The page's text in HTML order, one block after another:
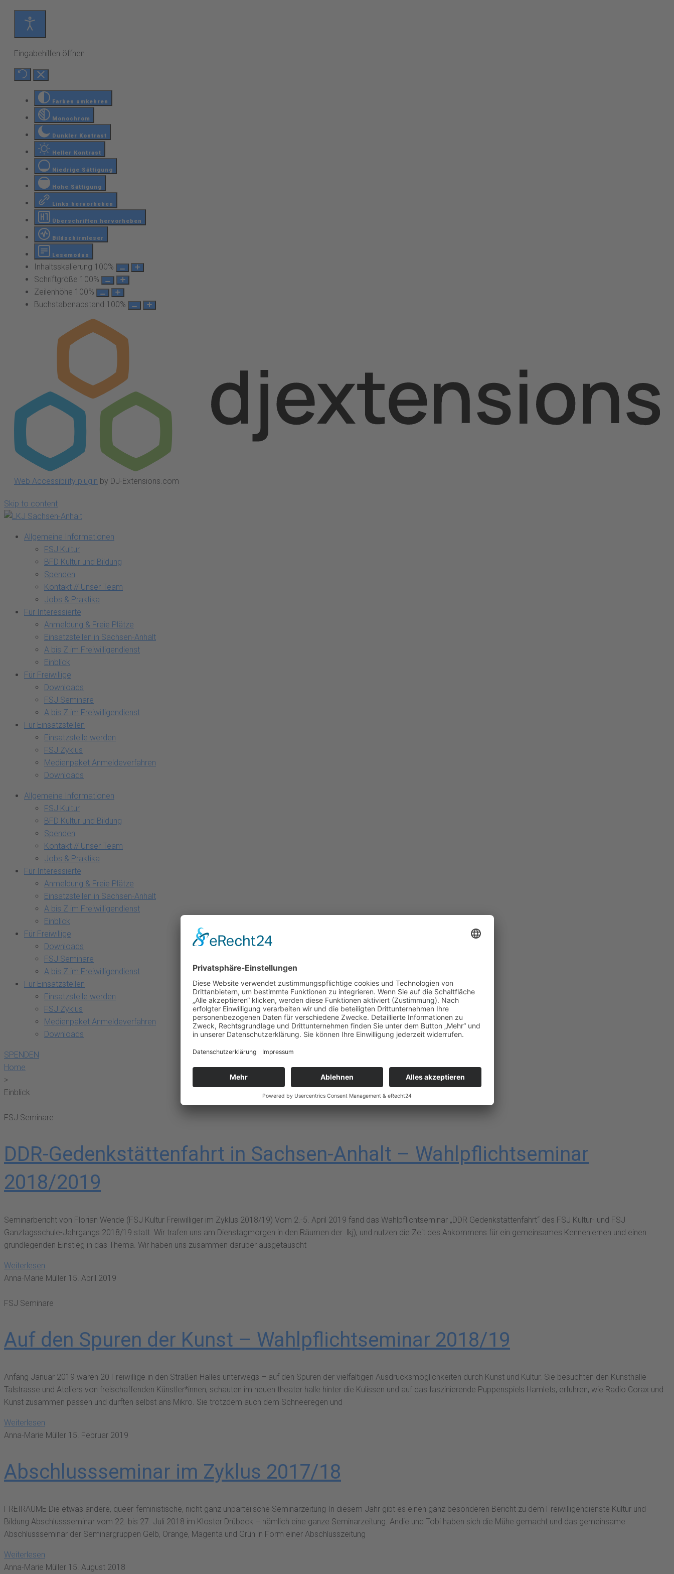
Eingabehilfen öffnen
Farben umkehren
Monochrom
Dunkler Kontrast
Heller Kontrast
Niedrige Sättigung
Hohe Sättigung
Links hervorheben
Überschriften hervorheben
Bildschirmleser
Lesemodus
Inhaltsskalierung 100%
Schriftgröße 100%
Zeilenhöhe 100%
Buchstabenabstand 100%
Web Accessibility plugin by DJ-Extensions.com
Skip to content
Allgemeine Informationen
FSJ Kultur
BFD Kultur und Bildung
Spenden
Kontakt // Unser Team
Jobs & Praktika
Für Interessierte
Anmeldung & Freie Plätze
Einsatzstellen in Sachsen-Anhalt
A bis Z im Freiwilligendienst
Einblick
Für Freiwillige
Downloads
FSJ Seminare
A bis Z im Freiwilligendienst
Für Einsatzstellen
Einsatzstelle werden
FSJ Zyklus
Medienpaket Anmeldeverfahren
Downloads
Allgemeine Informationen
FSJ Kultur
BFD Kultur und Bildung
Spenden
Kontakt // Unser Team
Jobs & Praktika
Für Interessierte
Anmeldung & Freie Plätze
Einsatzstellen in Sachsen-Anhalt
A bis Z im Freiwilligendienst
Einblick
Für Freiwillige
Downloads
FSJ Seminare
A bis Z im Freiwilligendienst
Für Einsatzstellen
Einsatzstelle werden
FSJ Zyklus
Medienpaket Anmeldeverfahren
Downloads
SPENDEN
Home
>
Einblick
FSJ Seminare
DDR-Gedenkstättenfahrt in Sachsen-Anhalt – Wahlpflichtseminar
2018/2019
Seminarbericht von Florian Wende (FSJ Kultur Freiwilliger im Zyklus 2018/19) Vom 2.-5. April 2019 fand das Wahlpflichtseminar „DDR Gedenkstättenfahrt“ des FSJ Kultur- und FSJ
Ganztagsschule-Jahrgangs 2018/19 statt. Wir trafen uns am Dienstagmorgen in den Räumen der .lkj), und nutzen die Zeit des Ankommens für ein gemeinsames Kennenlernen und einen
grundlegenden Einstieg in das Thema. Wir haben uns zusammen darüber ausgetauscht
Weiterlesen
Anna-Marie Müller 15. April 2019
FSJ Seminare
Auf den Spuren der Kunst – Wahlpflichtseminar 2018/19
Anfang Januar 2019 waren 20 Freiwillige in den Straßen Halles unterwegs – auf den Spuren der vielfältigen Ausdrucksmöglichkeiten durch Kunst und Kultur. Sie besuchten den Kunsthalle
Talstrasse und Ateliers von freischaffenden Künstler*innen, schauten im neuen theater halle hinter die Kulissen und auf das faszinierende Puppenspiels Hamlets, erfuhren, wie Radio Corax und
Kunst zusammen passen und durften selbst ans Mikro. Sie trotzdem auch dem Schneeregen und
Weiterlesen
Anna-Marie Müller 15. Februar 2019
Abschlussseminar im Zyklus 2017/18
FREIRÄUME Die etwas andere, queer-feministische, nicht ganz unparteiische Seminarzeitung In diesem Jahr gibt es einen ganz besonderen Bericht zu dem Freiwilligendienste Kultur und
Bildung Abschlussseminar vom 22. bis 27. Juli 2018 im Kloster Drübeck – nämlich eine ganze Seminarzeitung. Andie und Tobi haben sich die Mühe gemacht und das gemeinsame
Abschlussseminar der Seminargruppen Gelb, Orange, Magenta und Grün in Form einer Abschlusszeitung
Weiterlesen
Anna-Marie Müller 15. August 2018